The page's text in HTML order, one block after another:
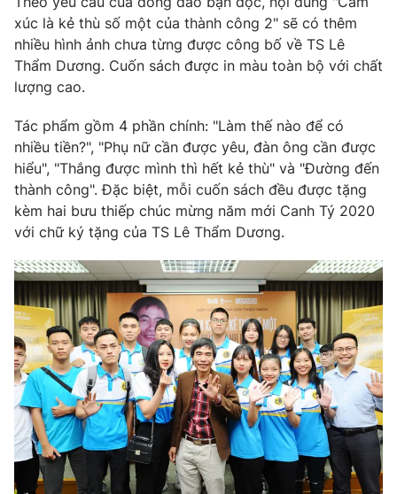
Ðiện thoại Thời báo VTV:024.66 897 897
Email:
toasoan@vtv.vn
Liên hệ quảng cáo: 024-7300.7108
® Cấm sao chép dưới mọi hình thức nếu không có sự chấp
thuận bằng văn bản. Ghi rõ nguồn VTV.vn khi phát hành lại
thông tin từ website này.
xúc là kẻ thù số một của thành công 2" sẽ có thêm
nhiều hình ảnh chưa từng được công bố về TS Lê
Thẩm Dương. Cuốn sách được in màu toàn bộ với chất
lượng cao.
Tác phẩm gồm 4 phần chính: "Làm thế nào để có
nhiều tiền?", "Phụ nữ cần được yêu, đàn ông cần được
hiểu", "Thắng được mình thì hết kẻ thù" và "Đường đến
thành công". Đặc biệt, mỗi cuốn sách đều được tặng
kèm hai bưu thiếp chúc mừng năm mới Canh Tý 2020
với chữ ký tặng của TS Lê Thẩm Dương.